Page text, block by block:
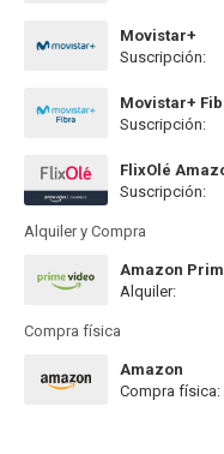
Movistar+
Disponible
Suscripción:
Movistar+
Disponible
Suscripción:
FlixOlé
Suscripción:
Alquiler y Compra
Amazon
Alquiler:
Compra física
Amazon
Compra física: